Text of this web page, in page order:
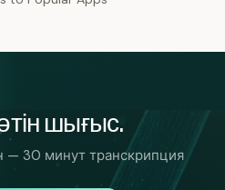
шығыс.
— 30 минут транскрипция